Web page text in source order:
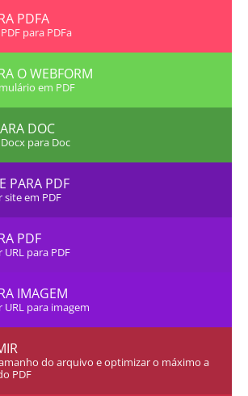
PDFA
para PDFa
O WEBFORM
em PDF
DOC
para Doc
PARA PDF
em PDF
PDF
para PDF
IMAGEM
para imagem
do arquivo e optimizar o máximo a
PDF